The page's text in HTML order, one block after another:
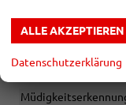
Funkfernbedienung
Lichtassistent mit
ALLE AKZEPTIEREN
Datenschutzerklärung